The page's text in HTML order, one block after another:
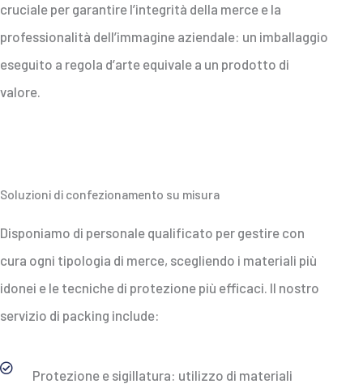
cruciale per garantire l’integrità della merce e la
professionalità dell’immagine aziendale: un imballaggio
eseguito a regola d’arte equivale a un prodotto di
valore.
Soluzioni di confezionamento su misura
Disponiamo di personale qualificato per gestire con
cura ogni tipologia di merce, scegliendo i materiali più
idonei e le tecniche di protezione più efficaci. Il nostro
servizio di packing include:
Protezione e sigillatura: utilizzo di materiali